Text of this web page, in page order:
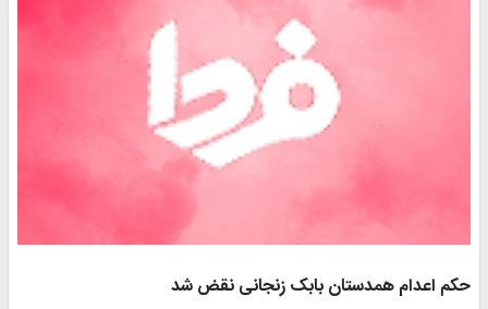
حکم اعدام همدستان بابک زنجانی نقض شد